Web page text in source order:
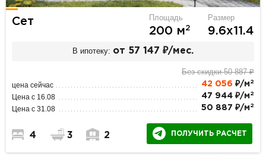
Сет Площадь
200 м2
Размер
9.6х11.4
В ипотеку: от 57 147 ₽/мес.
Без скидки 50 887 ₽
цена сейчас 42 056 ₽/м 2
Цена с 16.08 47 944 ₽/м 2
Цена с 31.08 50 887 ₽/м 2
4 3 2 ПОЛУЧИТЬ РАСЧЕТ